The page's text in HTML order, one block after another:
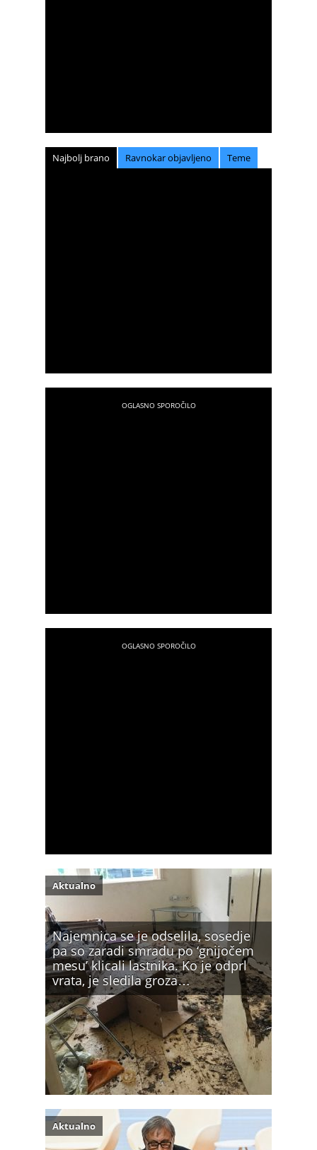
Najbolj brano Ravnokar objavljeno Teme
Najemnica se je odselila, sosedje
pa so zaradi smradu po ‘gnijočem
mesu’ klicali lastnika. Ko je odprl
vrata, je sledila groza…
Aktualno
Aktualno